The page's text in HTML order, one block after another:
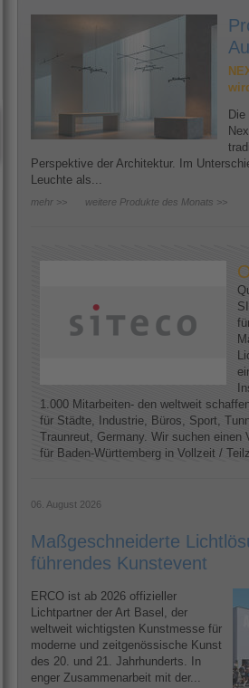
Perspektive der Architektur. Im
Leuchte als...
mehr >> weitere Produkte des Monats >>
1.000 Mitarbeiten- den weltweit
für Städte, Industrie, Büros, Sport,
Traunreut, Germany. Wir suchen einen
für Baden-Württemberg in Vollzeit /
06. August 2026
Maßgeschneiderte
führendes Kunstevent
ERCO ist ab 2026 offizieller
Lichtpartner der Art Basel, der
weltweit wichtigsten Kunstmesse für
moderne und zeitgenössische Kunst
des 20. und 21. Jahrhunderts. In
enger Zusammenarbeit mit der...